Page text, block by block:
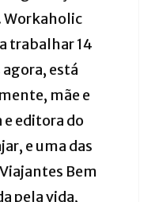
Workaholic
trabalhar 14
está
mãe e
e editora do
e uma das
Bem
pela vida,